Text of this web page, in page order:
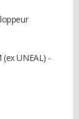
UNEAL) -